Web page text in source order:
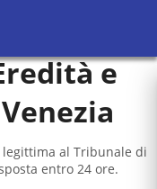
e
Venezia
al Tribunale di
entro 24 ore.